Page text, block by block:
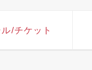
/チケット